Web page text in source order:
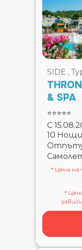
SIDE ,
& SPA
⭐⭐⭐⭐⭐
С
10 Нощи
* Цена на
*